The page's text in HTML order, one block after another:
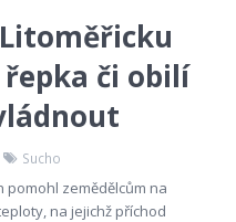
či obilí
Sucho
zemědělcům na
na jejichž příchod